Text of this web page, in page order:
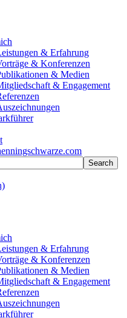
& Erfahrung
& Konferenzen
& Medien
& Engagement
& Erfahrung
& Konferenzen
& Medien
& Engagement